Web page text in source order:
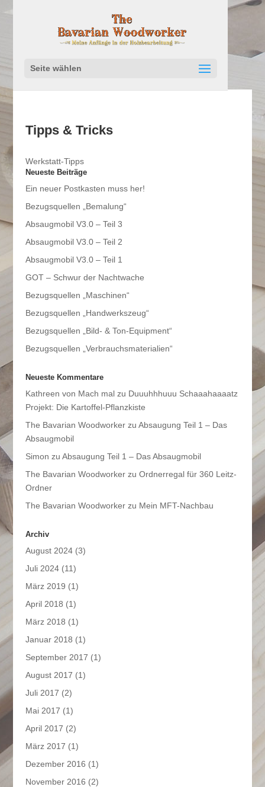
Seite wählen
Tipps & Tricks
Werkstatt-Tipps
Neueste Beiträge
Ein neuer Postkasten muss her!
Bezugsquellen „Bemalung“
Absaugmobil V3.0 – Teil 3
Absaugmobil V3.0 – Teil 2
Absaugmobil V3.0 – Teil 1
GOT – Schwur der Nachtwache
Bezugsquellen „Maschinen“
Bezugsquellen „Handwerkszeug“
Bezugsquellen „Bild- & Ton-Equipment“
Bezugsquellen „Verbrauchsmaterialien“
Neueste Kommentare
Kathreen von Mach malzu Duuuhhhuuu Schaaahaaaatz
Projekt: Die Kartoffel-Pflanzkiste
The Bavarian Woodworkerzu Absaugung Teil 1 – Das
Absaugmobil
Simon zu Absaugung Teil 1 – Das Absaugmobil
The Bavarian Woodworkerzu Ordnerregal für 360 Leitz-
Ordner
The Bavarian Woodworkerzu Mein MFT-Nachbau
Archiv
August 2024(3)
Juli 2024(11)
März 2019 (1)
April 2018 (1)
März 2018 (1)
Januar 2018 (1)
September 2017 (1)
August 2017 (1)
Juli 2017 (2)
Mai 2017 (1)
April 2017 (2)
März 2017 (1)
Dezember 2016 (1)
November 2016 (2)